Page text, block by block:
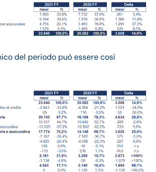
del periodo può essere così